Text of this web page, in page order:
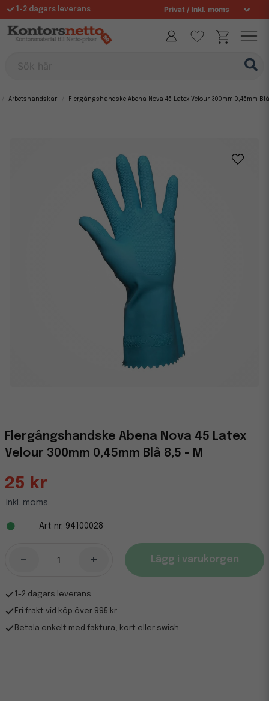
1-2 dagars leverans
Fri frakt över 995 kr
Arbetshandskar Flergångshandske Abena Nova 45 Latex Velour 300mm 0,45mm
Flergångshandske Abena Nova 45 Latex
Velour 300mm 0,45mm Blå 8,5 - M
25 kr
Inkl. moms
94100028
- + Lägg i varukorgen
1-2 dagars leverans
Fri frakt vid köp över 995 kr
Betala enkelt med faktura, kort eller swish